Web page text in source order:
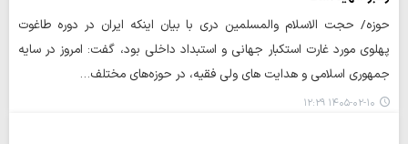
حوزه/ حجت الاسلام والمسلمین دری با بیان اینکه ایران در دوره طاغوت
پهلوی مورد غارت استکبار جهانی و استبداد داخلی بود، گفت: امروز در سایه
جمهوری اسلامی و هدایت‌ های ولی فقیه، در حوزه‌های مختلف…
۱۴۰۵-۰۲-۱۰ ۱۲:۲۹